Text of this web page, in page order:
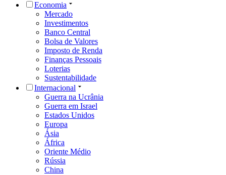
Economia
Mercado
Investimentos
Banco Central
Bolsa de Valores
Imposto de Renda
Finanças Pessoais
Loterias
Sustentabilidade
Internacional
Guerra na Ucrânia
Guerra em Israel
Estados Unidos
Europa
Ásia
África
Oriente Médio
Rússia
China